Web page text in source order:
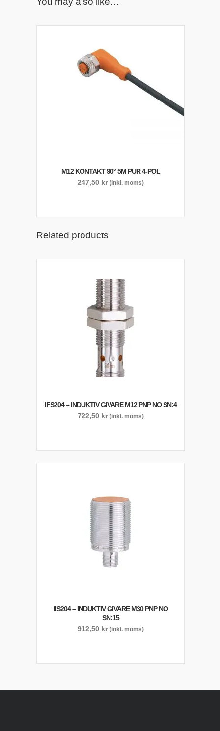
M12 KONTAKT 90° 5M PUR 4-POL
247,50 kr (inkl. moms)
Related products
IFS204 – INDUKTIV GIVARE M12 PNP NO SN:4
722,50 kr (inkl. moms)
IIS204 – INDUKTIV GIVARE M30 PNP NO
SN:15
912,50 kr (inkl. moms)